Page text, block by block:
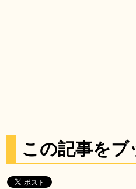
この記事をブ